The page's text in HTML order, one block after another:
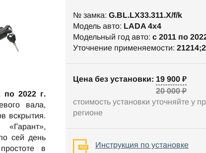
по 2022 г.
вала,
вскрытия.
сей день
в
№ замка: G.BL.LX33.311.X/f/k
Модель авто: LADA 4x4
Модельный год авто: c 2011 по
Уточнение применяемости:
Цена без установки: 19 900 ₽
20 000 ₽
стоимость установки уточняйте у
регионе
Инструкция по установке